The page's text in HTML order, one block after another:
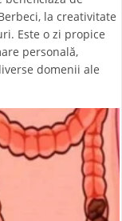
la creativitate
Este o zi propice
personală,
domenii ale